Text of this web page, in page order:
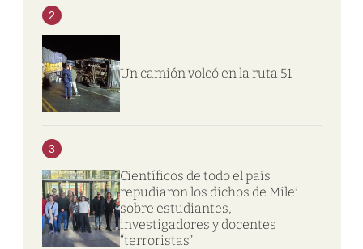
2
Un camión volcó en la ruta 51
3
Científicos de todo el país
repudiaron los dichos de Milei
sobre estudiantes,
investigadores y docentes
“terroristas”